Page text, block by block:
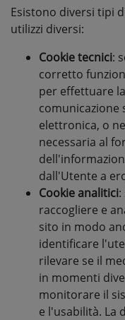
Esistono diversi tipi
utilizzi diversi:
Cookie tecnici:
corretto
per effettuare
comunicazione
elettronica, o
necessaria al
dall'Utente a
Cookie analitici
raccogliere e
sito in modo
identificare
rilevare se il
in momenti
monitorare il
e l'usabilità. La